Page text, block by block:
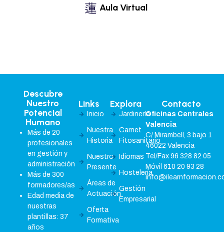
Aula Virtual
Descubre
Nuestro
Potencial
Humano
Más de 20
profesionales
en gestión y
administración
Más de 300
formadores/as
Edad media de
nuestras
plantillas: 37
años
Links
Inicio
Nuestra
Historia
Nuestro
Presente
Áreas de
Actuación
Oferta
Formativa
Explora
Jardinería
Carnet
Fitosanitario
Idiomas
Hostelería
Gestión
Empresarial
Contacto
Oficinas Centrales
Valencia
C/ Mirambell, 3 bajo 1
46022 Valencia
Tel/Fax 96 328 82 05
Móvil 610 20 93 28